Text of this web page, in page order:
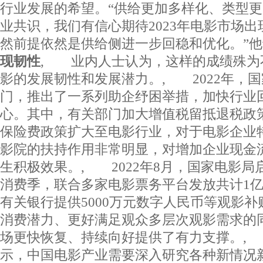
行业发展的希望。“供给更加多样化、类型
业共识，我们有信心期待2023年电影市场出
然前提依然是供给侧进一步回稳和优化
现韧性, 业内人士认为，这样的成绩殊为
影的发展韧性和发展潜力。, 2022年，国
门，推出了一系列助企纾困举措，加快行业
心。其中，有关部门加大增值税留抵退税政
保险费政策扩大至电影行业，对于电影企业
影院的扶持作用非常明显，对增加企业现金
生积极效果。, 2022年8月，国家电影局
消费季，联合多家电影票务平台发放共计1
有关银行提供5000万元数字人民币等观影
消费潜力、更好满足观众多层次观影需求的
场更快恢复、持续向好提供了有力支撑
示，中国电影产业需要深入研究各种新情况